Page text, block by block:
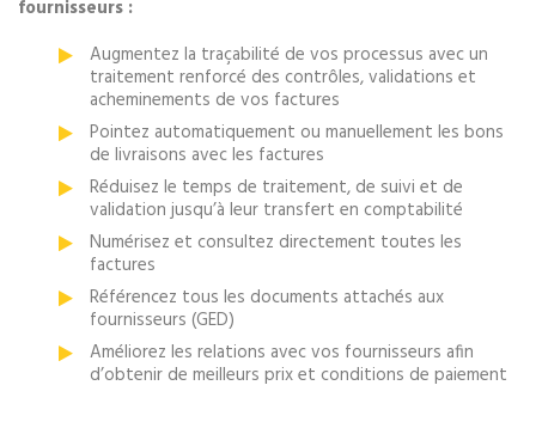
fournisseurs :
Augmentez la traçabilité de vos processus avec un
traitement renforcé des contrôles, validations et
acheminements de vos factures
Pointez automatiquement ou manuellement les bons
de livraisons avec les factures
Réduisez le temps de traitement, de suivi et de
validation jusqu’à leur transfert en comptabilité
Numérisez et consultez directement toutes les
factures
Référencez tous les documents attachés aux
fournisseurs (GED)
Améliorez les relations avec vos fournisseurs afin
d’obtenir de meilleurs prix et conditions de paiement